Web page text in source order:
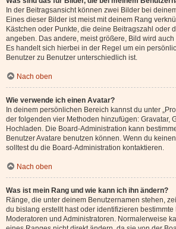
In der Beitragsansicht können zwei Bilder bei
Eines dieser Bilder ist meist mit deinem Rang
Kästchen oder Punkte, die deine Beitragszahl oder
angeben. Das andere, meist größere, Bild wird auch
Es handelt sich hierbei in der Regel um ein
Benutzer zu Benutzer unterschiedlich ist.
Nach oben
Wie verwende ich einen Avatar?
In deinem persönlichen Bereich kannst du unter
der folgenden vier Methoden hinzufügen: Gravatar,
Hochladen. Die Board-Administration kann
Benutzer Avatare benutzen können. Wenn du
solltest du die Board-Administration kontaktieren.
Nach oben
Was ist mein Rang und wie kann ich ihn ändern?
Ränge, die unter deinem Benutzernamen stehen,
du bislang erstellt hast oder identifizieren bestimmte
Moderatoren und Administratoren. Normalerweise